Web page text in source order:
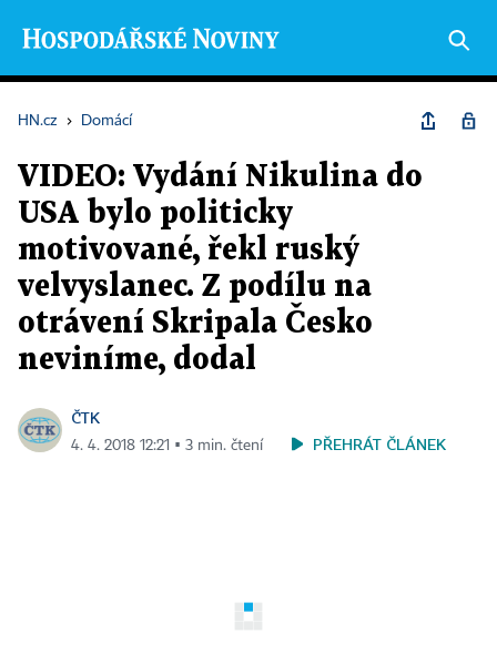
HN.cz › Domácí
VIDEO: Vydání Nikulina do
USA bylo politicky
motivované, řekl ruský
velvyslanec. Z podílu na
otrávení Skripala Česko
neviníme, dodal
ČTK
4. 4. 2018 12:21 ▪ 3 min. čtení PŘEHRÁT ČLÁNEK